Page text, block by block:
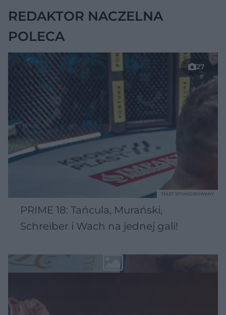
REDAKTOR NACZELNA
POLECA
27
PRIME 18: Tańcula, Murański,
Schreiber i Wach na jednej gali!
TEKST SPONSOROWANY